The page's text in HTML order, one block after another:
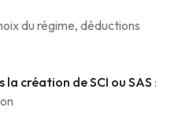
du régime, déductions
création de SCI ou SAS :